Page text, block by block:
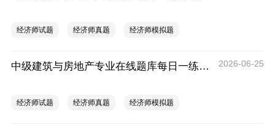
经济师试题 经济师真题 经济师模拟题
中级建筑与房地产专业在线题库每日一练（一千三百三十） 2026-06-25
经济师试题 经济师真题 经济师模拟题